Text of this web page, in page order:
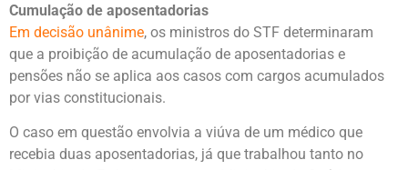
Cumulação de aposentadorias
Em decisão unânime, os ministros do STF determinaram
que a proibição de acumulação de aposentadorias e
pensões não se aplica aos casos com cargos acumulados
por vias constitucionais.
O caso em questão envolvia a viúva de um médico que
recebia duas aposentadorias, já que trabalhou tanto no